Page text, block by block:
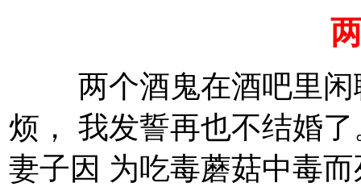
两个酒鬼在酒吧里闲
烦， 我发誓再也不结婚
妻子因 为吃毒蘑菇中毒